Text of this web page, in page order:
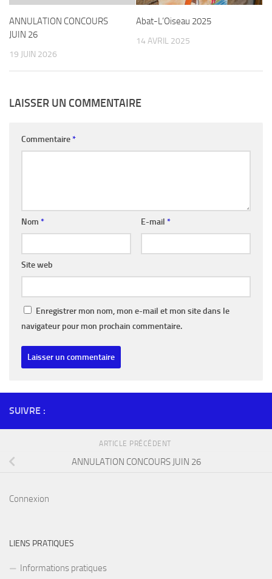
ANNULATION CONCOURS
JUIN 26
19 JUIN 2026
Abat-L’Oiseau 2025
14 AVRIL 2025
LAISSER UN COMMENTAIRE
Commentaire*
Nom * E-mail *
Site web
Enregistrer mon nom, mon e-mail et mon site dans le
navigateur pour mon prochain commentaire.
SUIVRE :
ARTICLE PRÉCÉDENT
ANNULATION CONCOURS JUIN 26
Connexion
LIENS PRATIQUES
Informations pratiques